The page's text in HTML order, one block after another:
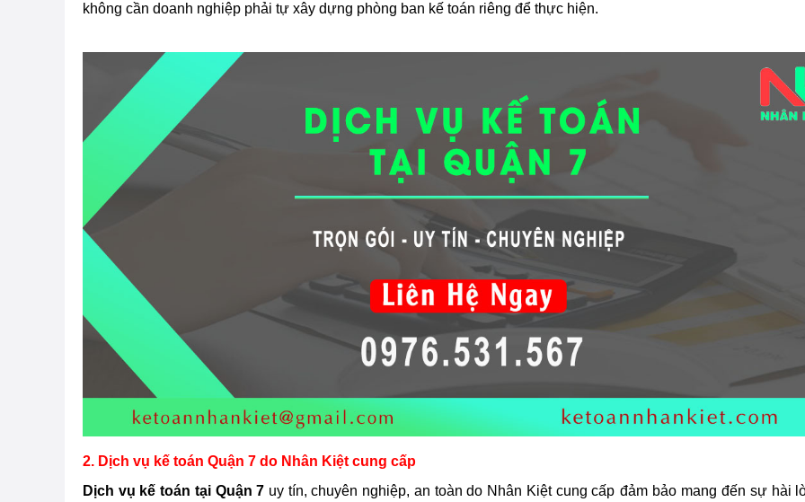
không cần doanh nghiệp phải tự xây dựng phòng ban kế toán riêng để thực hiện.
2. Dịch vụ kế toán Quận 7 do Nhân Kiệt cung cấp
Dịch vụ kế toán tại Quận 7 uy tín, chuyên nghiệp, an toàn do Nhân Kiệt cung cấp đảm bảo mang đến sự hài